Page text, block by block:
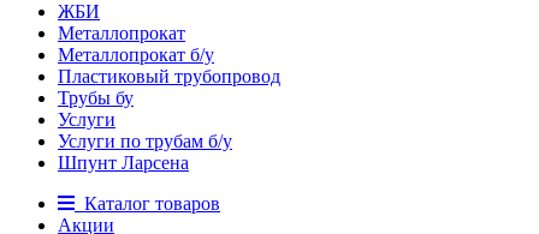
ЖБИ
Металлопрокат
Металлопрокат б/у
Пластиковый трубопровод
Трубы бу
Услуги
Услуги по трубам б/у
Шпунт Ларсена
Каталог товаров
Акции